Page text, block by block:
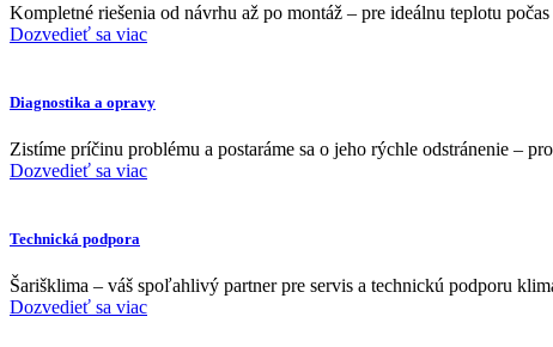
Kompletné riešenia od návrhu až po montáž – pre ideálnu teplotu
Dozvedieť sa viac
Diagnostika a opravy
Zistíme príčinu problému a postaráme sa o jeho rýchle odstránenie –
Dozvedieť sa viac
Technická podpora
Šarišklima – váš spoľahlivý partner pre servis a technickú podporu
Dozvedieť sa viac